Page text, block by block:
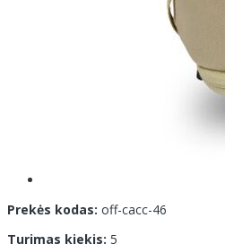
Prekės kodas: off-cacc-46
Turimas kiekis: 5